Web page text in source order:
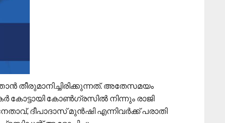
തീരുമാനിച്ചിരിക്കുന്നത്. അതേസമയം
കോട്ടായി കോൺഗ്രസിൽ നിന്നും രാജി
ദീപാദാസ് മുൻഷി എന്നിവർക്ക് പരാതി